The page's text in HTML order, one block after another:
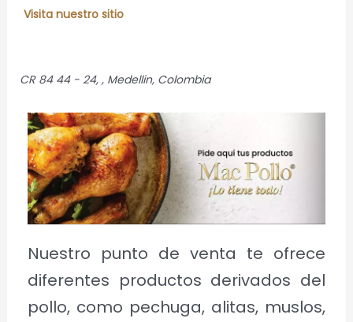
Visita nuestro sitio
CR 84 44 - 24, , Medellin, Colombia
Nuestro punto de venta te ofrece
diferentes productos derivados del
pollo, como pechuga, alitas, muslos,